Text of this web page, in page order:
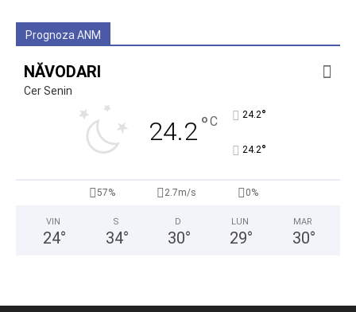
Prognoza ANM
NĂVODARI
Cer Senin
24.2°C 24.2°
24.2°
57% 2.7m/s 0%
VIN
24°
S
34°
D
30°
LUN
29°
MAR
30°